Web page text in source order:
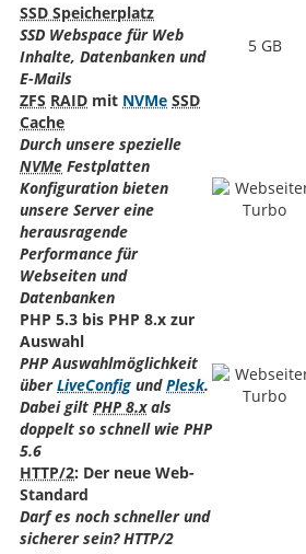
SSD Speicherplatz
SSD Webspace für Web
Inhalte, Datenbanken und
E-Mails
5 GB
ZFS RAID mit NVMe SSD
Cache
Durch unsere spezielle
NVMe Festplatten
Konfiguration bieten
unsere Server eine
herausragende
Performance für
Webseiten und
Datenbanken
PHP 5.3 bis PHP 8.x zur
Auswahl
PHP Auswahlmöglichkeit
überLiveConfig undPlesk.
Dabei gilt PHP 8.xals
doppelt so schnell wie PHP
5.6
HTTP/2: Der neue Web-
Standard
Darf es noch schneller und
sicherer sein? HTTP/2